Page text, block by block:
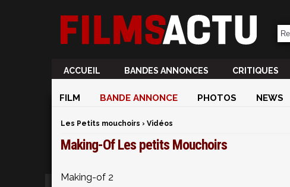
ACCUEIL BANDES ANNONCES CRITIQUES
FILM BANDE ANNONCE PHOTOS NEWS
Les Petits mouchoirs › Vidéos
Making-Of Les petits Mouchoirs
Making-of 2